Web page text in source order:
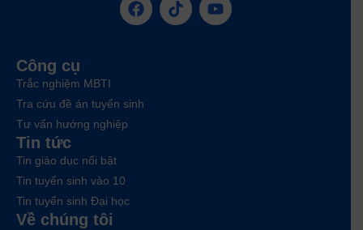
Công cụ
Trắc nghiệm MBTI
Tra cứu đề án tuyển sinh
Tư vấn hướng nghiệp
Tin tức
Tin giáo dục nổi bật
Tin tuyển sinh vào 10
Tin tuyển sinh Đại học
Về chúng tôi